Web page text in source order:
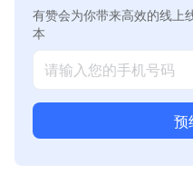
有赞会为你带来高效的线上
本
预